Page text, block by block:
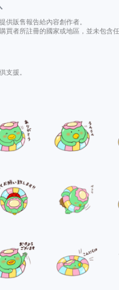
供販售報告給內容創作者。
買者所註冊的國家或地區，並未包含
支援。